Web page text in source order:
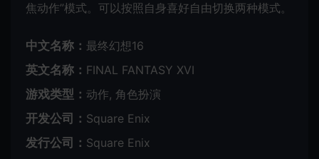
焦动作”模式。可以按照自身喜好自由切换两种模式。
中文名称： 最终幻想16
英文名称： FINAL FANTASY XVI
游戏类型： 动作, 角色扮演
开发公司： Square Enix
发行公司： Square Enix